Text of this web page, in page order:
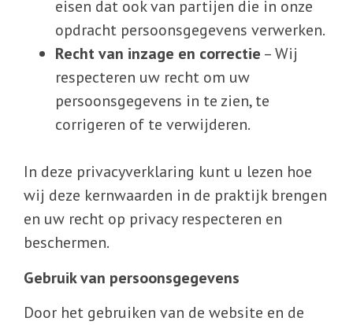
eisen dat ook van partijen die in onze
opdracht persoonsgegevens verwerken.
Recht van inzage en correctie – Wij
respecteren uw recht om uw
persoonsgegevens in te zien, te
corrigeren of te verwijderen.
In deze privacyverklaring kunt u lezen hoe
wij deze kernwaarden in de praktijk brengen
en uw recht op privacy respecteren en
beschermen.
Gebruik van persoonsgegevens
Door het gebruiken van de website en de